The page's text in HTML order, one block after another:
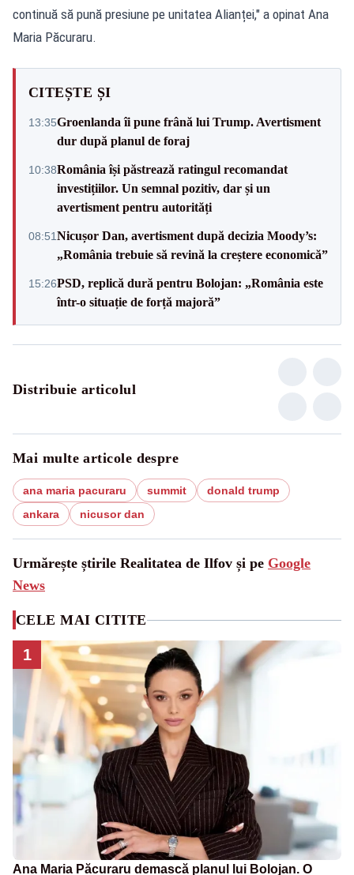
continuă să pună presiune pe unitatea Alianței," a opinat Ana
Maria Păcuraru.
CITEȘTE ȘI
13:35Groenlanda îi pune frână lui Trump. Avertisment
dur după planul de foraj
10:38România își păstrează ratingul recomandat
investițiilor. Un semnal pozitiv, dar și un
avertisment pentru autorități
08:51Nicușor Dan, avertisment după decizia Moody’s:
„România trebuie să revină la creștere economică”
15:26PSD, replică dură pentru Bolojan: „România este
într-o situație de forță majoră”
Distribuie articolul
Mai multe articole despre
ana maria pacuraru summit
donald trump
ankara
nicusor dan
Urmărește știrile Realitatea de Ilfov și pe Google
News
CELE MAI CITITE
1
Ana Maria Păcuraru demască planul lui Bolojan. O